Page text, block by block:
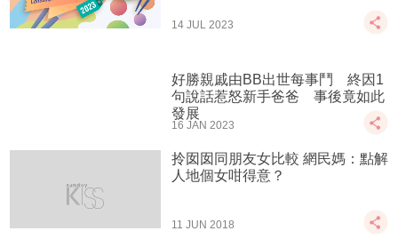
14 JUL 2023
好勝親戚由BB出世每事鬥 終因1
句說話惹怒新手爸爸 事後竟如此
發展
16 JAN 2023
拎囡囡同朋友女比較 網民媽：點解
人地個女咁得意？
11 JUN 2018